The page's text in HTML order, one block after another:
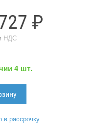
₽
НДС
4 шт.
в рассрочку